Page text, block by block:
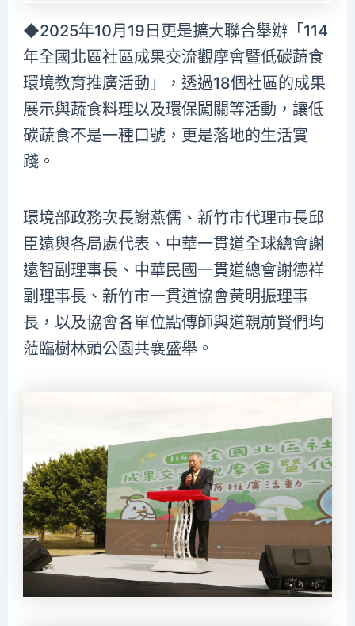
◆2025年10月19日更是擴大聯合舉辦「114
年全國北區社區成果交流觀摩會暨低碳蔬食
環境教育推廣活動」，透過18個社區的成果
展示與蔬食料理以及環保闖關等活動，讓低
碳蔬食不是一種口號，更是落地的生活實
踐。
環境部政務次長謝燕儒、新竹市代理市長邱
臣遠與各局處代表、中華一貫道全球總會謝
遠智副理事長、中華民國一貫道總會謝德祥
副理事長、新竹市一貫道協會黃明振理事
長，以及協會各單位點傳師與道親前賢們均
蒞臨樹林頭公園共襄盛舉。